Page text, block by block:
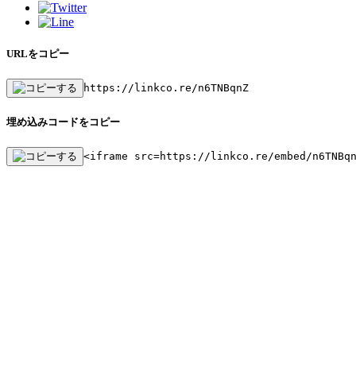
URLをコピー
https://linkco.re/n6TNBqnZ
埋め込みコードをコピー
<iframe src=https://linkco.re/embed/